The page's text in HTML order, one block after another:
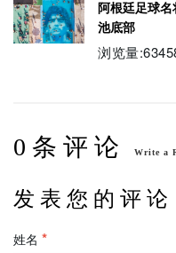
阿根廷足球
池底部
浏览量
0 条 评 论 Write a
发 表 您 的 评 论
姓名